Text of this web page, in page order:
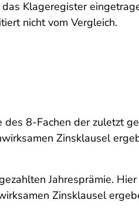
Klageregister
nicht vom Vergleich.
8-Fachen der zuletzt
Zinsklausel
Jahresprämie. Hier
Zinsklausel